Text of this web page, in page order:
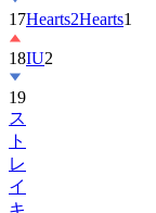
18IU2
19
ス
ト
レ
イ
キ
ッ